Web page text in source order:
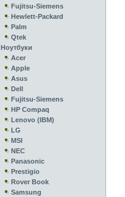
Fujitsu-Siemens
Hewlett-Packard
Palm
Qtek
Ноутбуки
Acer
Apple
Asus
Dell
Fujitsu-Siemens
HP Compaq
Lenovo (IBM)
LG
MSI
NEC
Panasonic
Prestigio
Rover Book
Samsung